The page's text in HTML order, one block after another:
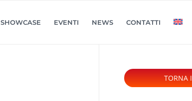
SHOWCASE EVENTI NEWS CONTATTI